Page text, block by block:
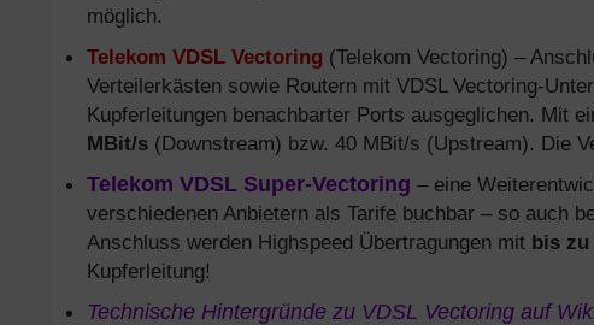
möglich.
Telekom VDSL Vectoring (Telekom Vectoring) –
Verteilerkästen sowie Routern mit VDSL Vectoring-
Kupferleitungen benachbarter Ports ausgeglichen. Mit
MBit/s (Downstream) bzw. 40 MBit/s (Upstream). Die
Telekom VDSL Super-Vectoring – eine
verschiedenen Anbietern als Tarife buchbar – so auch
Anschluss werden Highspeed Übertragungen mit bis zu
Kupferleitung!
Technische Hintergründe zu VDSL Vectoring auf